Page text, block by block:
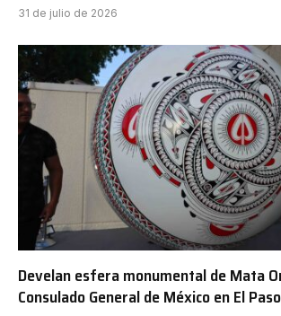
31 de julio de 2026
Develan esfera monumental de Mata
Consulado General de México en El Paso